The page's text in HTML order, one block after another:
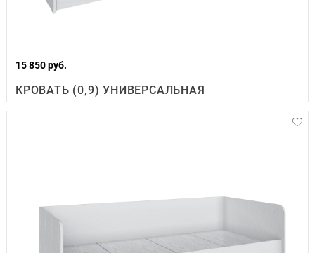
15 850 руб.
КРОВАТЬ (0,9) УНИВЕРСАЛЬНАЯ